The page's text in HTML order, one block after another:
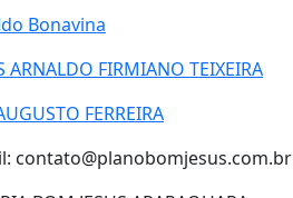
Bonavina
FIRMIANO TEIXEIRA
FERREIRA
contato@planobomjesus.com.br